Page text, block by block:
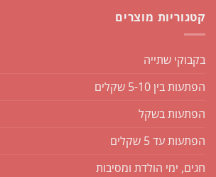
קטגוריות מוצרים
בקבוקי שתייה
הפתעות בין 5-10 שקלים
הפתעות בשקל
הפתעות עד 5 שקלים
חגים, ימי הולדת ומסיבות